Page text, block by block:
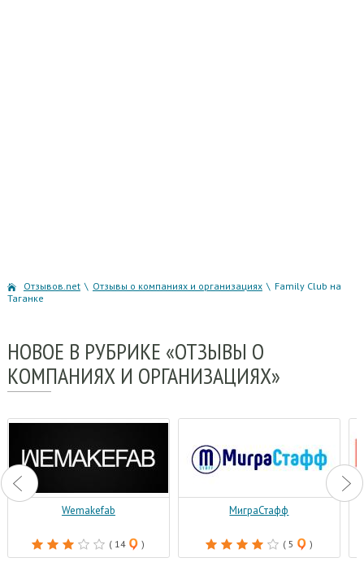
Отзывов.net \ Отзывы о компаниях и организациях \ Family Club на
Таганке
НОВОЕ В РУБРИКЕ «ОТЗЫВЫ О
КОМПАНИЯХ И ОРГАНИЗАЦИЯХ»
Wemakefab
( 14 )
МиграСтафф
( 5 )